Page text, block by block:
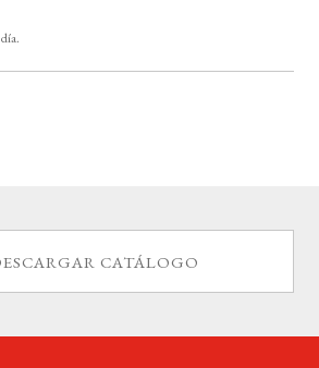
CATÁLOGO